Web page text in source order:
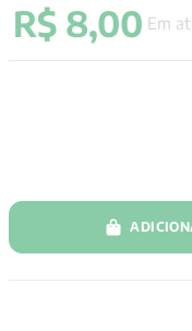
R$ 8,00 Em